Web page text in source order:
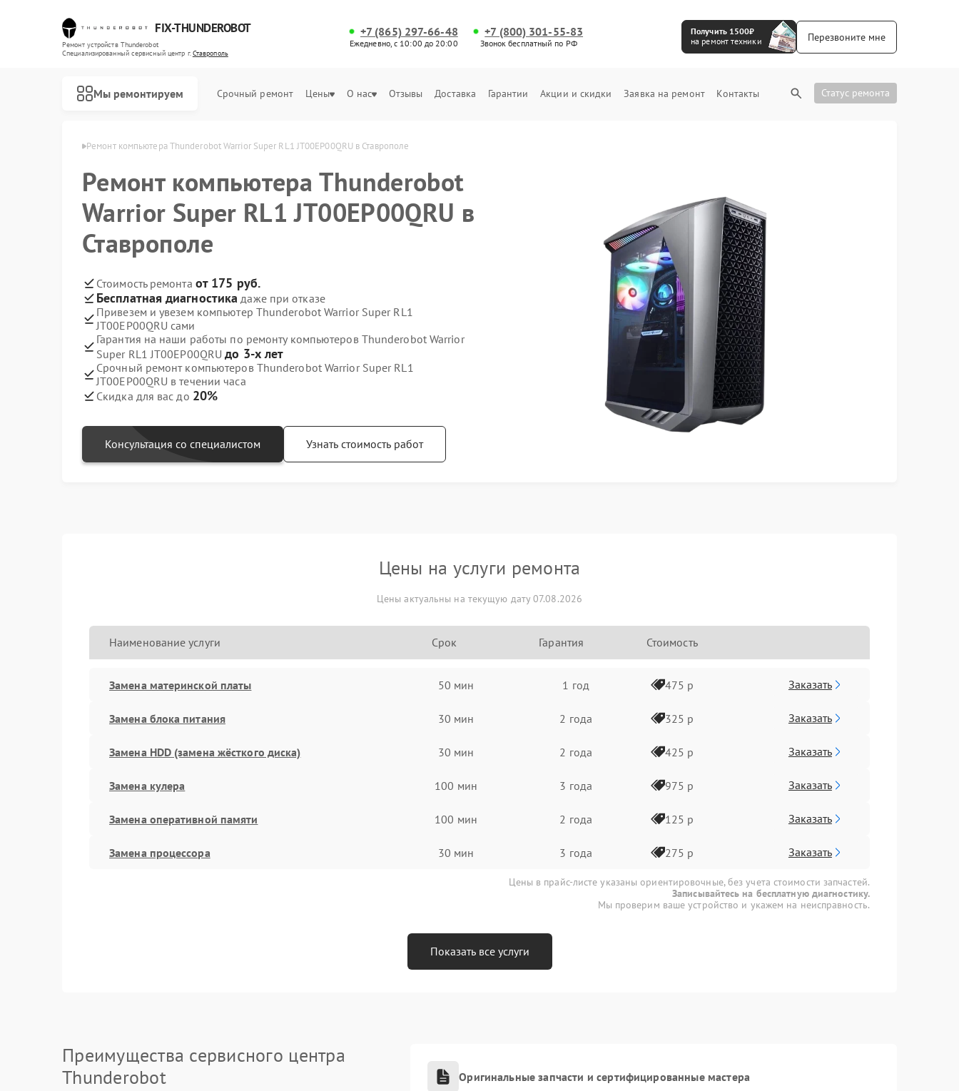
FIX-THUNDEROBOT
Ремонт устройств Thunderobot
Специализированный cервисный центр г.Ставрополь
+7 (865) 297-66-48
Ежедневно, с 10:00 до 20:00
+7 (800) 301-55-83
Звонок бесплатный по РФ
Получить 1500₽
на ремонт техники
Перезвоните мне
Мы ремонтируем Срочный ремонт Цены О нас Отзывы Доставка Гарантии Акции и скидки Заявка на ремонт Контакты Статус ремонта
в Ставрополе Ремонт компьютера Thunderobot Warrior Super RL1 JT00EP00QRU в Ставрополе
Ремонт компьютера Thunderobot
Warrior Super RL1 JT00EP00QRU в
Ставрополе
Стоимость ремонта от 175 руб.
Бесплатная диагностика даже при отказе
Привезем и увезем компьютер Thunderobot Warrior Super RL1
JT00EP00QRU сами
Гарантия на наши работы по ремонту компьютеров Thunderobot Warrior
Super RL1 JT00EP00QRUдо 3-х лет
Срочный ремонт компьютеров Thunderobot Warrior Super RL1
JT00EP00QRU в течении часа
Скидка для вас до 20%
Консультация со специалистом Узнать стоимость работ
Цены на услуги ремонта
Цены актуальны на текущую дату 07.08.2026
Наименование услуги Срок Гарантия Стоимость
Замена материнской платы 50 мин 1 год 475 р Заказать
Замена блока питания 30 мин 2 года 325 р Заказать
Замена HDD (замена жёсткого диска) 30 мин 2 года 425 р Заказать
Замена кулера 100 мин 3 года 975 р Заказать
Замена оперативной памяти 100 мин 2 года 125 р Заказать
Замена процессора 30 мин 3 года 275 р Заказать
Цены в прайс-листе указаны ориентировочные, без учета стоимости запчастей.
Записывайтесь на бесплатную диагностику.
Мы проверим ваше устройство и укажем на неисправность.
Показать все услуги
Преимущества сервисного центра
Thunderobot
Оригинальные запчасти и сертифицированные мастера